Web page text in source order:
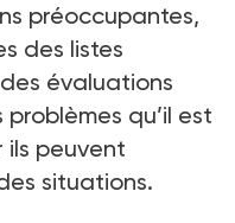
préoccupantes,
des listes
évaluations
qu’il est
ils peuvent
situations.